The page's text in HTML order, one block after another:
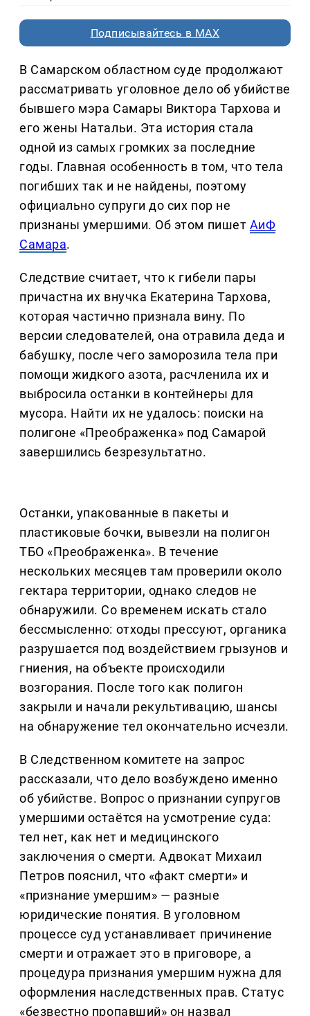
Подписывайтесь в MAX
В Самарском областном суде продолжают
рассматривать уголовное дело об убийстве
бывшего мэра Самары Виктора Тархова и
его жены Натальи. Эта история стала
одной из самых громких за последние
годы. Главная особенность в том, что тела
погибших так и не найдены, поэтому
официально супруги до сих пор не
признаны умершими. Об этом пишет АиФ
Самара.
Следствие считает, что к гибели пары
причастна их внучка Екатерина Тархова,
которая частично признала вину. По
версии следователей, она отравила деда и
бабушку, после чего заморозила тела при
помощи жидкого азота, расчленила их и
выбросила останки в контейнеры для
мусора. Найти их не удалось: поиски на
полигоне «Преображенка» под Самарой
завершились безрезультатно.
Останки, упакованные в пакеты и
пластиковые бочки, вывезли на полигон
ТБО «Преображенка». В течение
нескольких месяцев там проверили около
гектара территории, однако следов не
обнаружили. Со временем искать стало
бессмысленно: отходы прессуют, органика
разрушается под воздействием грызунов и
гниения, на объекте происходили
возгорания. После того как полигон
закрыли и начали рекультивацию, шансы
на обнаружение тел окончательно исчезли.
В Следственном комитете на запрос
рассказали, что дело возбуждено именно
об убийстве. Вопрос о признании супругов
умершими остаётся на усмотрение суда:
тел нет, как нет и медицинского
заключения о смерти. Адвокат Михаил
Петров пояснил, что «факт смерти» и
«признание умершим» — разные
юридические понятия. В уголовном
процессе суд устанавливает причинение
смерти и отражает это в приговоре, а
процедура признания умершим нужна для
оформления наследственных прав. Статус
«безвестно пропавший» он назвал